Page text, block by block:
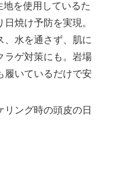
地を使用しているた
焼け予防を実現。
、水を通さず、肌に
ラゲ対策にも。岩場
履いているだけで安
リング時の頭皮の日